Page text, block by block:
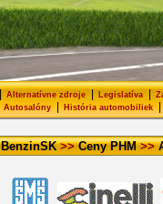
Alternatívne zdroje Legislatíva
Autosalóny| História automobiliek|
BenzinSK>>Ceny PHM>>